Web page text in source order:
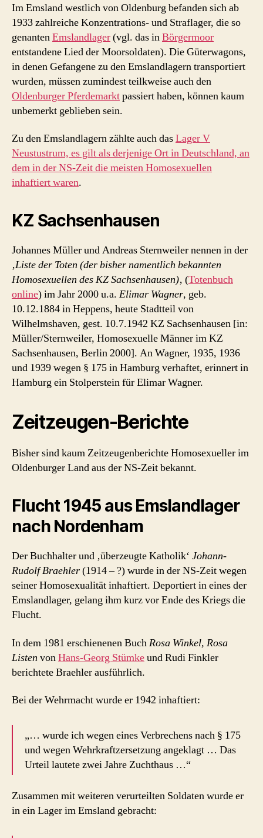
Im Emsland westlich von Oldenburg befanden sich ab
1933 zahlreiche Konzentrations- und Straflager, die so
genantenEmslandlager(vgl. das inBörgermoor
entstandene Lied der Moorsoldaten). Die Güterwagons,
in denen Gefangene zu den Emslandlagern transportiert
wurden, müssen zumindest teilkweise auch den
Oldenburger Pferdemarktpassiert haben, können kaum
unbemerkt geblieben sein.
Zu den Emslandlagern zählte auch dasLager V
Neustustrum, es gilt als derjenige Ort in Deutschland, an
dem in der NS-Zeit die meisten Homosexuellen
inhaftiert waren.
KZ Sachsenhausen
Johannes Müller und Andreas Sternweiler nennen in der
‚Liste der Toten (der bisher namentlich bekannten
Homosexuellen des KZ Sachsenhausen)‚ (Totenbuch
online) im Jahr 2000 u.a. Elimar Wagner, geb.
10.12.1884 in Heppens, heute Stadtteil von
Wilhelmshaven, gest. 10.7.1942 KZ Sachsenhausen [in:
Müller/Sternweiler, Homosexuelle Männer im KZ
Sachsenhausen, Berlin 2000]. An Wagner, 1935, 1936
und 1939 wegen § 175 in Hamburg verhaftet, erinnert in
Hamburg ein Stolperstein für Elimar Wagner.
Zeitzeugen-Berichte
Bisher sind kaum Zeitzeugenberichte Homosexueller im
Oldenburger Land aus der NS-Zeit bekannt.
Flucht 1945 aus Emslandlager
nach Nordenham
Der Buchhalter und ‚überzeugte Katholik‘ Johann-
Rudolf Braehler(1914 – ?) wurde in der NS-Zeit wegen
seiner Homosexualität inhaftiert. Deportiert in eines der
Emslandlager, gelang ihm kurz vor Ende des Kriegs die
Flucht.
In dem 1981 erschienenen BuchRosa Winkel, Rosa
Listen vonHans-Georg Stümkeund Rudi Finkler
berichtete Braehler ausführlich.
Bei der Wehrmacht wurde er 1942 inhaftiert:
„… wurde ich wegen eines Verbrechens nach § 175
und wegen Wehrkraftzersetzung angeklagt … Das
Urteil lautete zwei Jahre Zuchthaus …“
Zusammen mit weiteren verurteilten Soldaten wurde er
in ein Lager im Emsland gebracht: